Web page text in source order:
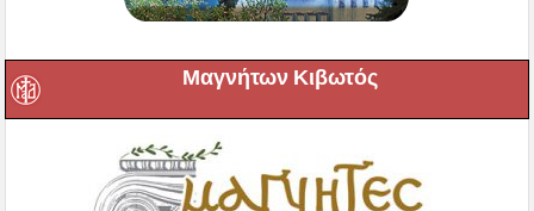
Μαγνήτων Κιβωτός